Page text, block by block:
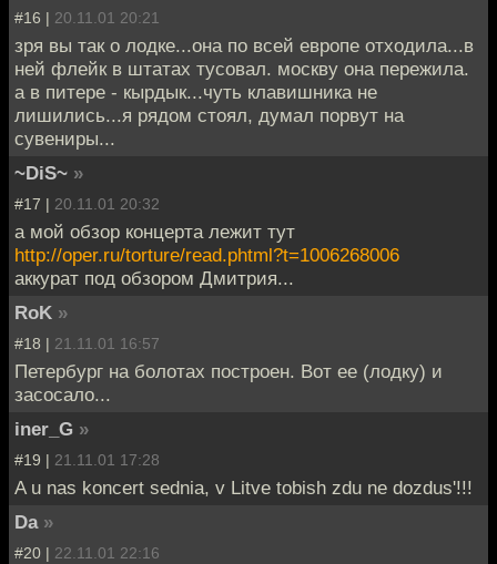
#16 | 20.11.01 20:21
зря вы так о лодке...она по всей европе отходила...в
ней флейк в штатах тусовал. москву она пережила.
а в питере - кырдык...чуть клавишника не
лишились...я рядом стоял, думал порвут на
сувениры...
~DiS~ »
#17 | 20.11.01 20:32
а мой обзор концерта лежит тут
http://oper.ru/torture/read.phtml?t=1006268006
аккурат под обзором Дмитрия...
RoK »
#18 | 21.11.01 16:57
Петербург на болотах построен. Вот ее (лодку) и
засосало...
iner_G »
#19 | 21.11.01 17:28
A u nas koncert sednia, v Litve tobish zdu ne dozdus'!!!
Da »
#20 | 22.11.01 22:16